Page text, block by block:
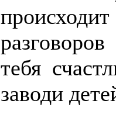
тебя
заводи